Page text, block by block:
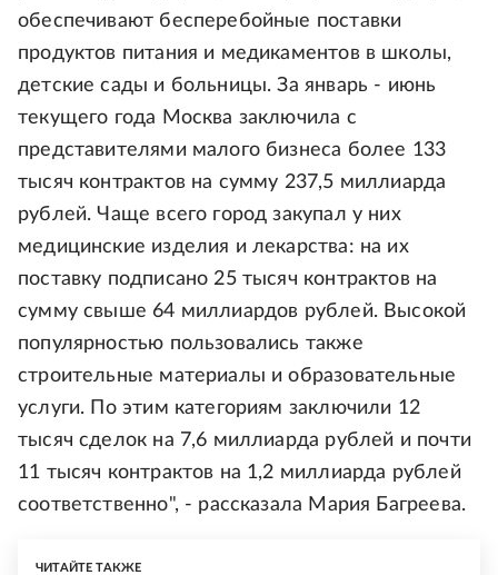
обеспечивают бесперебойные поставки
продуктов питания и медикаментов в школы,
детские сады и больницы. За январь - июнь
текущего года Москва заключила с
представителями малого бизнеса более 133
тысяч контрактов на сумму 237,5 миллиарда
рублей. Чаще всего город закупал у них
медицинские изделия и лекарства: на их
поставку подписано 25 тысяч контрактов на
сумму свыше 64 миллиардов рублей. Высокой
популярностью пользовались также
строительные материалы и образовательные
услуги. По этим категориям заключили 12
тысяч сделок на 7,6 миллиарда рублей и почти
11 тысяч контрактов на 1,2 миллиарда рублей
соответственно", - рассказала Мария Багреева.
ЧИТАЙТЕ ТАКЖЕ